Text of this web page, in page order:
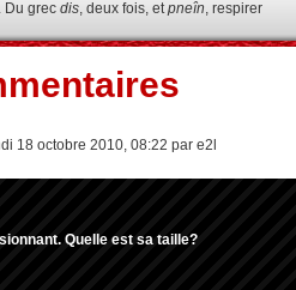
Du grec dis, deux fois, etpneîn, respirer
18 octobre 2010, 08:22 par e2l
Quelle est sa taille?